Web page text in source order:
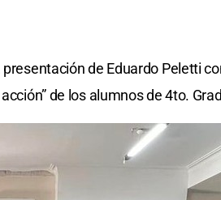
de Eduardo Peletti
de los alumnos de 4to.